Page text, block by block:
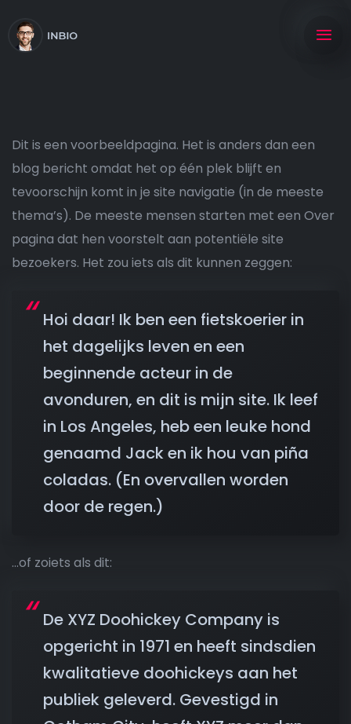
Dit is een voorbeeldpagina. Het is anders dan een
blog bericht omdat het op één plek blijft en
tevoorschijn komt in je site navigatie (in de meeste
thema’s). De meeste mensen starten met een Over
pagina dat hen voorstelt aan potentiële site
bezoekers. Het zou iets als dit kunnen zeggen:
Hoi daar! Ik ben een fietskoerier in
het dagelijks leven en een
beginnende acteur in de
avonduren, en dit is mijn site. Ik leef
in Los Angeles, heb een leuke hond
genaamd Jack en ik hou van piña
coladas. (En overvallen worden
door de regen.)
…of zoiets als dit:
De XYZ Doohickey Company is
opgericht in 1971 en heeft sindsdien
kwalitatieve doohickeys aan het
publiek geleverd. Gevestigd in